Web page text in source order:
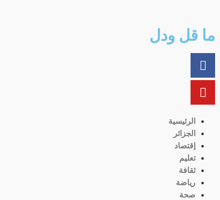
ما قل ودل
الرئيسية
الجزائر
إقتصاد
تعليم
ثقافة
رياضة
صحة